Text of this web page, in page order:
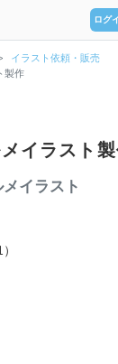
ログ
イラスト依頼・販売
製作
イラスト
イラスト